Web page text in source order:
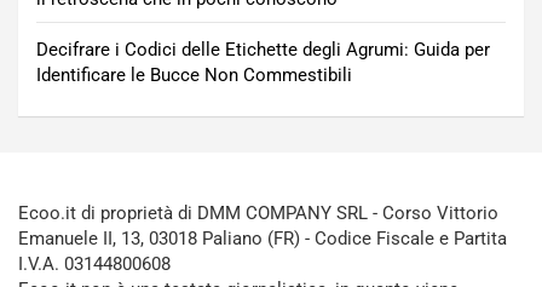
Decifrare i Codici delle Etichette degli Agrumi: Guida per
Identificare le Bucce Non Commestibili
Ecoo.it di proprietà di DMM COMPANY SRL - Corso Vittorio
Emanuele II, 13, 03018 Paliano (FR) - Codice Fiscale e Partita
I.V.A. 03144800608